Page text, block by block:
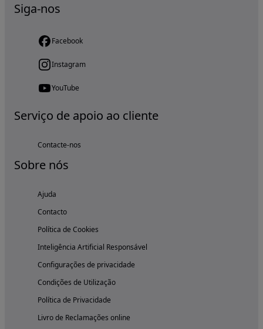
Siga-nos
Facebook
Instagram
YouTube
Serviço de apoio ao cliente
Contacte-nos
Sobre nós
Ajuda
Contacto
Política de Cookies
Inteligência Artificial Responsável
Configurações de privacidade
Condições de Utilização
Política de Privacidade
Livro de Reclamações online